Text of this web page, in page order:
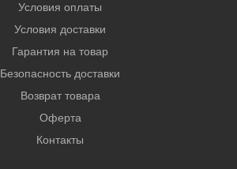
Условия оплаты
Условия доставки
Гарантия на товар
Безопасность доставки
Возврат товара
Оферта
Контакты